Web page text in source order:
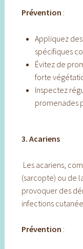
Prévention :
Appliquez
spécifiques
Évitez de
forte
Inspectez
promenades
3. Acariens
Les acariens,
(sarcopte) ou de
provoquer des
infections
Prévention :